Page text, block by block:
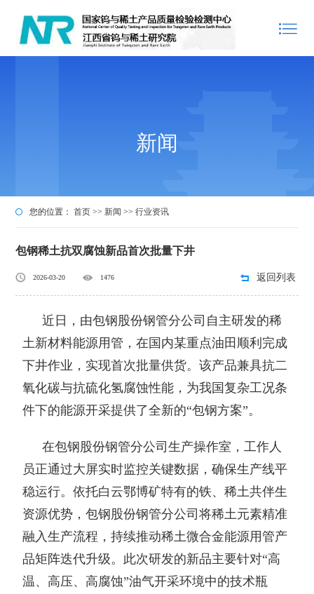
新闻
您的位置： 首页>> 新闻>>行业资讯
包钢稀土抗双腐蚀新品首次批量下井
2026-03-20 1476 返回列表
近日，由包钢股份钢管分公司自主研发的稀
土新材料能源用管，在国内某重点油田顺利完成
下井作业，实现首次批量供货。该产品兼具抗二
氧化碳与抗硫化氢腐蚀性能，为我国复杂工况条
件下的能源开采提供了全新的“包钢方案”。
在包钢股份钢管分公司生产操作室，工作人
员正通过大屏实时监控关键数据，确保生产线平
稳运行。依托白云鄂博矿特有的铁、稀土共伴生
资源优势，包钢股份钢管分公司将稀土元素精准
融入生产流程，持续推动稀土微合金能源用管产
品矩阵迭代升级。此次研发的新品主要针对“高
温、高压、高腐蚀”油气开采环境中的技术瓶